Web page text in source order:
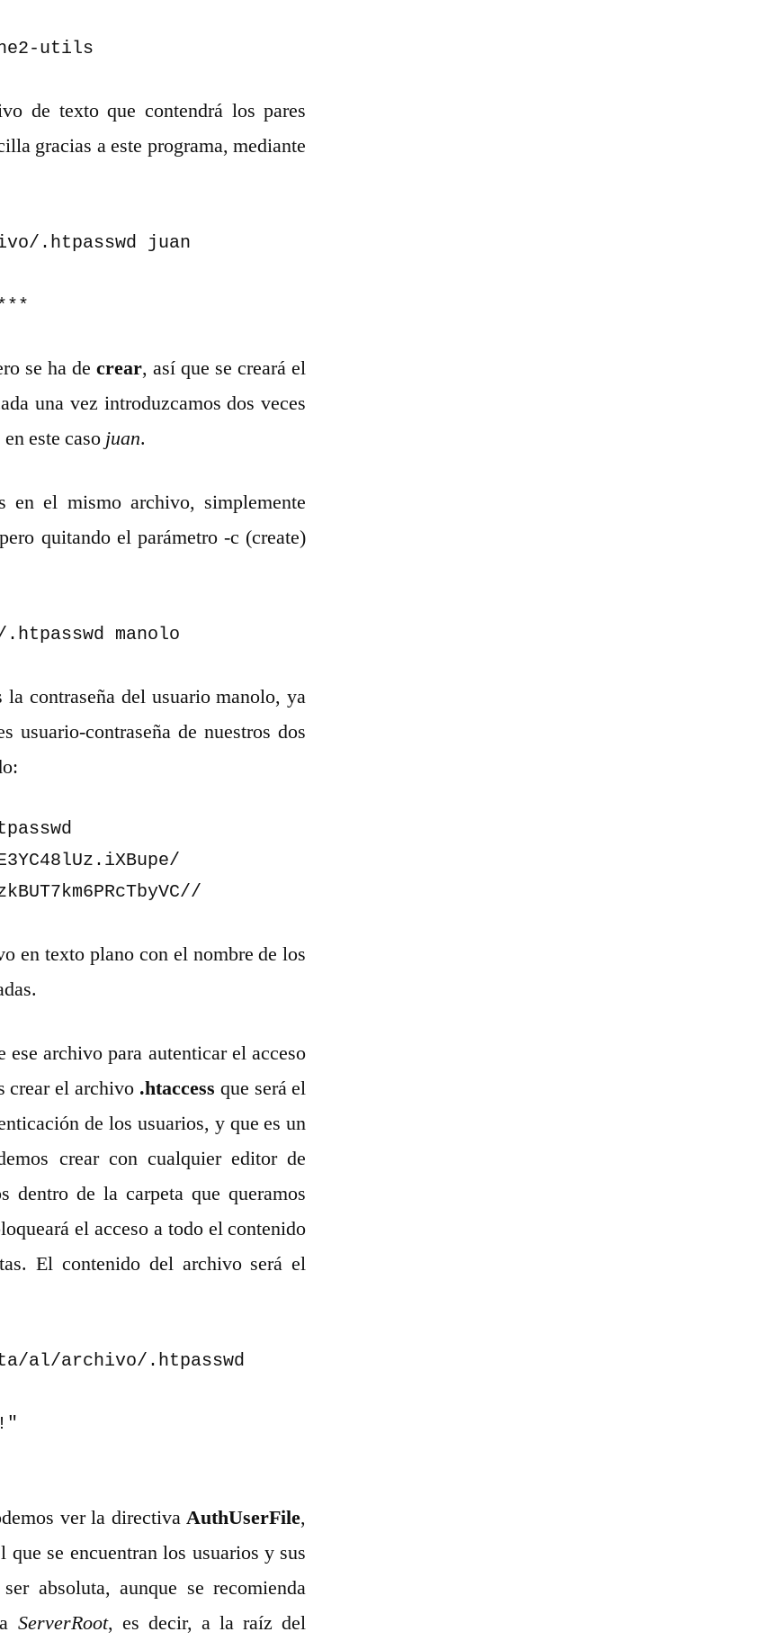
utils
de texto que contendrá los pares
gracias a este programa, mediante
.htpasswd juan
se ha decrear, así que se creará el
una vez introduzcamos dos veces
este caso juan.
en el mismo archivo, simplemente
quitando el parámetro -c (create)
manolo
contraseña del usuario manolo, ya
usuario-contraseña de nuestros dos
en texto plano con el nombre de los
archivo para autenticar el acceso
crear el archivo .htaccess que será el
de los usuarios, y que es un
crear con cualquier editor de
dentro de la carpeta que queramos
el acceso a todo el contenido
El contenido del archivo será el
al/archivo/.htpasswd
ver la directivaAuthUserFile,
se encuentran los usuarios y sus
absoluta, aunque se recomienda
ServerRoot, es decir, a la raíz del